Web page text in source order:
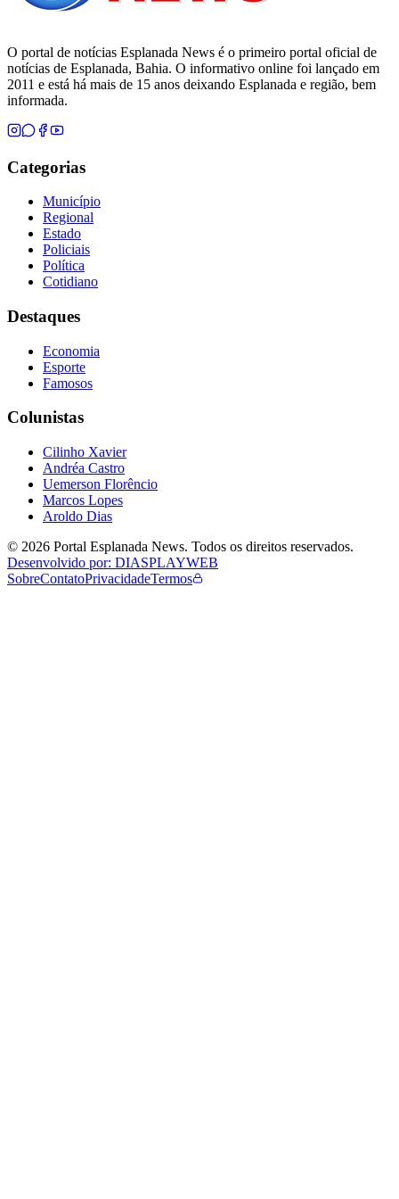
O portal de notícias Esplanada News é o primeiro portal oficial de
notícias de Esplanada, Bahia. O informativo online foi lançado em
2011 e está há mais de 15 anos deixando Esplanada e região, bem
informada.
Categorias
Município
Regional
Estado
Policiais
Política
Cotidiano
Destaques
Economia
Esporte
Famosos
Colunistas
Cilinho Xavier
Andréa Castro
Uemerson Florêncio
Marcos Lopes
Aroldo Dias
© 2026 Portal Esplanada News. Todos os direitos reservados.
Desenvolvido por: DIASPLAYWEB
SobreContatoPrivacidadeTermos